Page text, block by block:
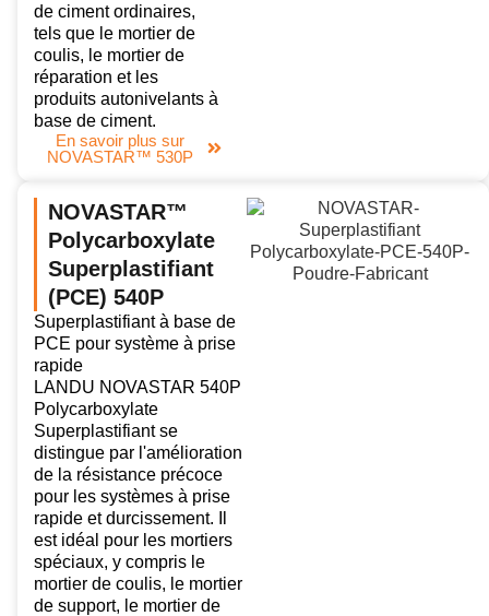
de ciment ordinaires,
tels que le mortier de
coulis, le mortier de
réparation et les
produits autonivelants à
base de ciment.
En savoir plus sur
NOVASTAR™ 530P
NOVASTAR™
Polycarboxylate
Superplastifiant
(PCE) 540P
Superplastifiant à base de
PCE pour système à prise
rapide
LANDU NOVASTAR 540P
Polycarboxylate
Superplastifiant se
distingue par l'amélioration
de la résistance précoce
pour les systèmes à prise
rapide et durcissement. Il
est idéal pour les mortiers
spéciaux, y compris le
mortier de coulis, le mortier
de support, le mortier de